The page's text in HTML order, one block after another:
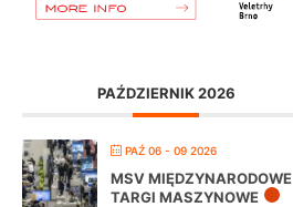
PAŹDZIERNIK 2026
PAŹ 06 - 09 2026
MSV MIĘDZYNARODOWE
TARGI MASZYNOWE